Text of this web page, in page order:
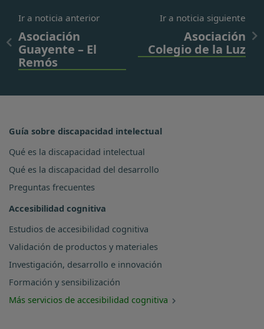
Ir a noticia anterior
Asociación
Guayente – El
Remós
Ir a noticia siguiente
Asociación
Colegio de la Luz
Guía sobre discapacidad intelectual
Qué es la discapacidad intelectual
Qué es la discapacidad del desarrollo
Preguntas frecuentes
Accesibilidad cognitiva
Estudios de accesibilidad cognitiva
Validación de productos y materiales
Investigación, desarrollo e innovación
Formación y sensibilización
Más servicios de accesibilidad cognitiva